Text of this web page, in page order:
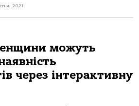
2021
можуть
через інтерактивну